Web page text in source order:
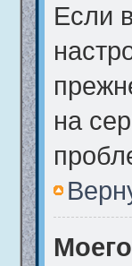
Если
на